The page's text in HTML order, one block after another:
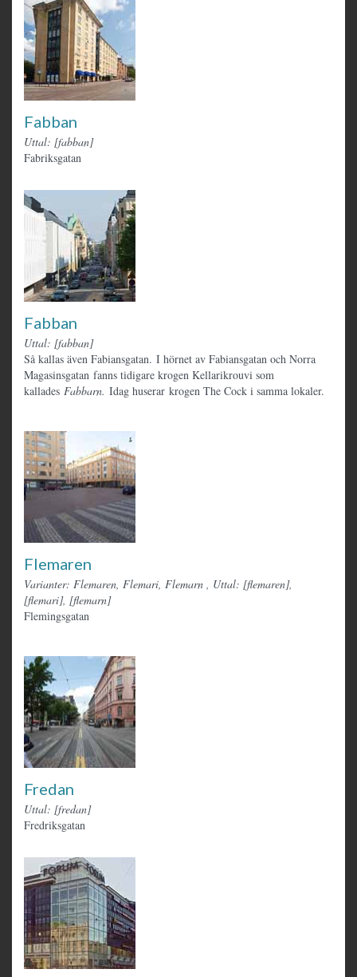
Fabban
Uttal: [fabban]
Fabriksgatan
Fabban
Uttal: [fabban]
Så kallas även Fabiansgatan. I hörnet av Fabiansgatan och Norra
Magasinsgatan fanns tidigare krogen Kellarikrouvi som
kallades Fabbarn. Idag huserar krogen The Cock i samma lokaler.
Flemaren
Varianter: Flemaren, Flemari, Flemarn , Uttal: [flemaren],
[flemari], [flemarn]
Flemingsgatan
Fredan
Uttal: [fredan]
Fredriksgatan